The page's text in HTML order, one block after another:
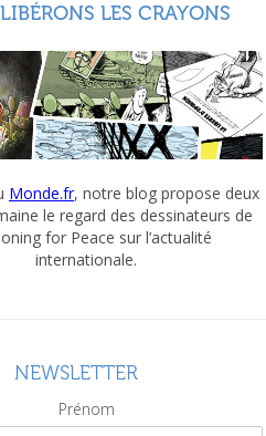
LES CRAYONS
Monde.fr, notre blog propose deux
le regard des dessinateurs de
for Peace sur l’actualité
internationale.
NEWSLETTER
Prénom